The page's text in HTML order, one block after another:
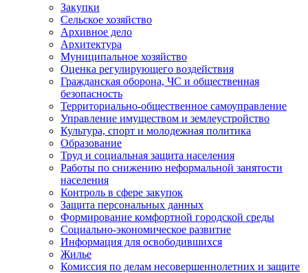
Закупки
Сельское хозяйство
Архивное дело
Архитектура
Муниципальное хозяйство
Оценка регулирующего воздействия
Гражданская оборона, ЧС и общественная
безопасность
Территориально-общественное самоуправление
Управление имуществом и землеустройство
Культура, спорт и молодежная политика
Образование
Труд и социальная защита населения
Работы по снижению неформальной занятости
населения
Контроль в сфере закупок
Защита персональных данных
Формирование комфортной городской среды
Социально-экономическое развитие
Информация для освободившихся
Жилье
Комиссия по делам несовершеннолетних и защите